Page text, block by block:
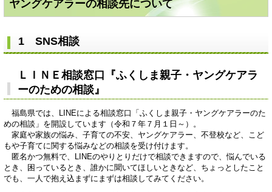
ヤングケアラーの相談先について
1 SNS相談
ＬＩＮＥ相談窓口『ふくしま親子・ヤングケアラ
ーのための相談』
福島県では、LINEによる相談窓口「ふくしま親子・ヤングケアラーのた
めの相談」を開設しています（令和７年７月１日～）。
家庭や家族の悩み、子育ての不安、ヤングケアラー、不登校など、こど
もや子育てに関する悩みなどの相談を受け付けます。
匿名かつ無料で、LINEのやりとりだけで相談できますので、悩んでいる
とき、困っているとき、誰かに聞いてほしいときなど、ちょっとしたこと
でも、一人で抱え込まずにまずは相談してみてください。